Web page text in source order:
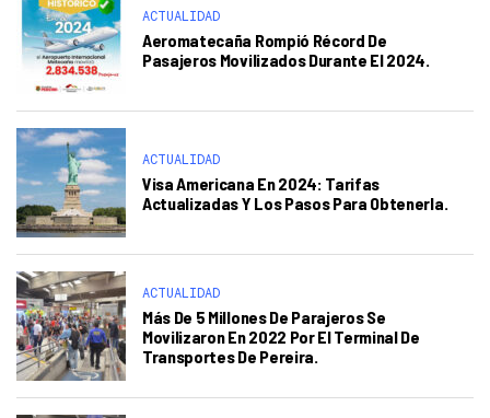
ACTUALIDAD
Aeromatecaña Rompió Récord De
Pasajeros Movilizados Durante El 2024.
ACTUALIDAD
Visa Americana En 2024: Tarifas
Actualizadas Y Los Pasos Para Obtenerla.
ACTUALIDAD
Más De 5 Millones De Parajeros Se
Movilizaron En 2022 Por El Terminal De
Transportes De Pereira.